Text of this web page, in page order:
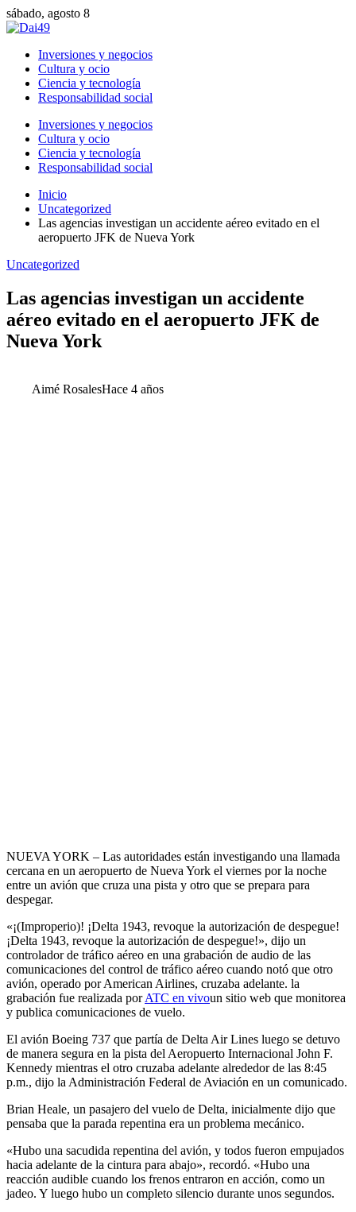
sábado, agosto 8
Inversiones y negocios
Cultura y ocio
Ciencia y tecnología
Responsabilidad social
Inversiones y negocios
Cultura y ocio
Ciencia y tecnología
Responsabilidad social
Inicio
Uncategorized
Las agencias investigan un accidente aéreo evitado en el
aeropuerto JFK de Nueva York
Uncategorized
Las agencias investigan un accidente
aéreo evitado en el aeropuerto JFK de
Nueva York
Aimé RosalesHace 4 años
NUEVA YORK – Las autoridades están investigando una llamada
cercana en un aeropuerto de Nueva York el viernes por la noche
entre un avión que cruza una pista y otro que se prepara para
despegar.
«¡(Improperio)! ¡Delta 1943, revoque la autorización de despegue!
¡Delta 1943, revoque la autorización de despegue!», dijo un
controlador de tráfico aéreo en una grabación de audio de las
comunicaciones del control de tráfico aéreo cuando notó que otro
avión, operado por American Airlines, cruzaba adelante. la
grabación fue realizada porATC en vivoun sitio web que monitorea
y publica comunicaciones de vuelo.
El avión Boeing 737 que partía de Delta Air Lines luego se detuvo
de manera segura en la pista del Aeropuerto Internacional John F.
Kennedy mientras el otro cruzaba adelante alrededor de las 8:45
p.m., dijo la Administración Federal de Aviación en un comunicado.
Brian Heale, un pasajero del vuelo de Delta, inicialmente dijo que
pensaba que la parada repentina era un problema mecánico.
«Hubo una sacudida repentina del avión, y todos fueron empujados
hacia adelante de la cintura para abajo», recordó. «Hubo una
reacción audible cuando los frenos entraron en acción, como un
jadeo. Y luego hubo un completo silencio durante unos segundos.